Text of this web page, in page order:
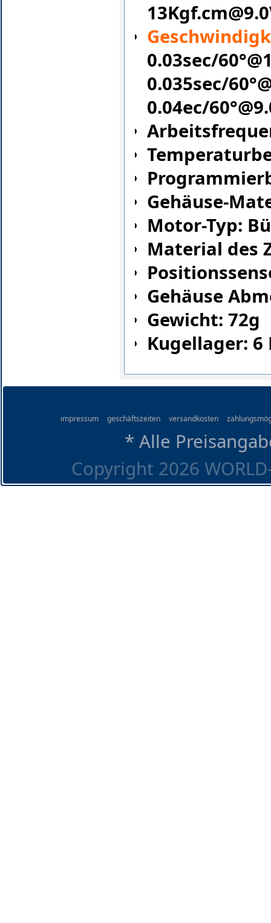
0.03sec/
0.035sec/
0.04ec/
Gehäuse-
Motor-Typ:
Material des
Gehäuse
Gewicht: 72g
Kugellager: 6
impressum geschäftszeiten versandkosten
* Alle
Copyright 2026